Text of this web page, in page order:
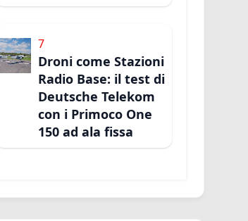
7
Droni come Stazioni
Radio Base: il test di
Deutsche Telekom
con i Primoco One
150 ad ala fissa